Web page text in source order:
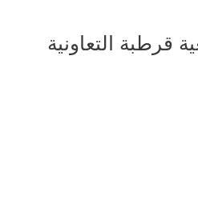
قرطبة التعاونية